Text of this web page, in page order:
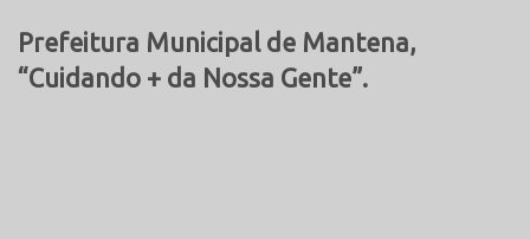
Prefeitura Municipal de Mantena,
“Cuidando + da Nossa Gente”.